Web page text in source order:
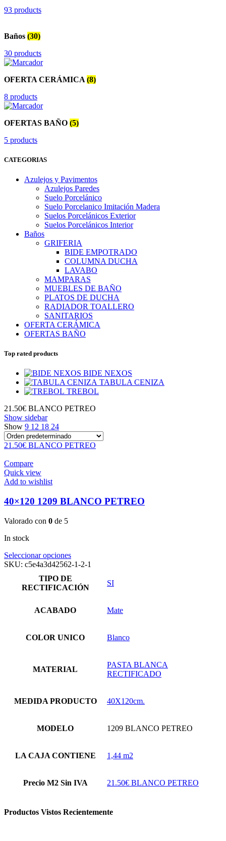
93 products
Baños (30)
30 products
OFERTA CERÁMICA (8)
8 products
OFERTAS BAÑO (5)
5 products
CATEGORIAS
Azulejos y Pavimentos
Azulejos Paredes
Suelo Porcelánico
Suelo Porcelanico Imitación Madera
Suelos Porcelánicos Exterior
Suelos Porcelánicos Interior
Baños
GRIFERIA
BIDE EMPOTRADO
COLUMNA DUCHA
LAVABO
MAMPARAS
MUEBLES DE BAÑO
PLATOS DE DUCHA
RADIADOR TOALLERO
SANITARIOS
OFERTA CERÁMICA
OFERTAS BAÑO
Top rated products
BIDE NEXOS
TABULA CENIZA
TREBOL
21.50€ BLANCO PETREO
Show sidebar
Show 9 12 18 24
21.50€ BLANCO PETREO
Compare
Quick view
Add to wishlist
40×120 1209 BLANCO PETREO
Valorado con 0 de 5
In stock
Seleccionar opcionesEste
producto
múltiples
variantes.
opciones
elegir
de
SKU: c5e4a3d42562-1-2-1
TIPO DE
RECTIFICACIÓN
SI
ACABADO Mate
COLOR UNICO Blanco
MATERIAL
PASTA BLANCA
RECTIFICADO
MEDIDA PRODUCTO 40X120cm.
MODELO 1209 BLANCO PETREO
LA CAJA CONTIENE 1,44 m2
Precio M2 Sin IVA 21.50€ BLANCO PETREO
Productos Vistos Recientemente